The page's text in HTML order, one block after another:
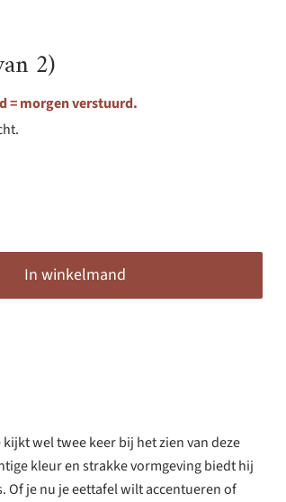
2)
= morgen verstuurd.
In winkelmand
wel twee keer bij het zien van deze
kleur en strakke vormgeving biedt hij
Of je nu je eettafel wilt accentueren of